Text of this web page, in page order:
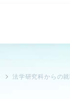
法学研究科からの